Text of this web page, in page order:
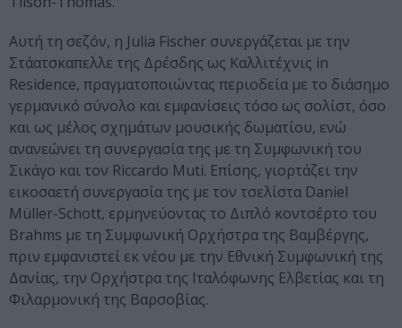
Αυτή τη σεζόν, η Julia Fischer συνεργάζεται με την
Στάατσκαπελλε της Δρέσδης ως Καλλιτέχνις in
Residence, πραγματοποιώντας περιοδεία με το διάσημο
γερμανικό σύνολο και εμφανίσεις τόσο ως σολίστ, όσο
και ως μέλος σχημάτων μουσικής δωματίου, ενώ
ανανεώνει τη συνεργασία της με τη Συμφωνική του
Σικάγο και τον Riccardo Muti. Επίσης, γιορτάζει την
εικοσαετή συνεργασία της με τον τσελίστα Daniel
Müller-Schott, ερμηνεύοντας το Διπλό κοντσέρτο του
Brahms με τη Συμφωνική Ορχήστρα της Βαμβέργης,
πριν εμφανιστεί εκ νέου με την Εθνική Συμφωνική της
Δανίας, την Ορχήστρα της Ιταλόφωνης Ελβετίας και τη
Φιλαρμονική της Βαρσοβίας.